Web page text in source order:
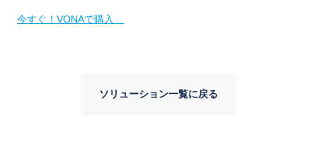
今すぐ！VONAで購入
ソリューション一覧に戻る